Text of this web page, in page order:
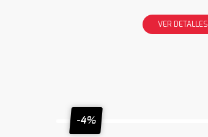
VER DETALLES
-4%